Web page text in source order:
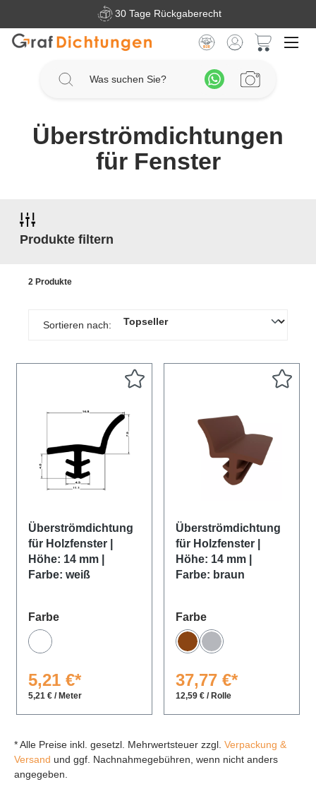
Zum Hauptinhalt springen30 Tage Rückgaberecht
Überströmdichtungen
für Fenster
Produkte filtern
2 Produkte
Sortieren nach:
Überströmdichtung
für Holzfenster |
Höhe: 14 mm |
Farbe: weiß
Farbeauswählen
Weiß
5,21 €*
5,21 € / Meter
Überströmdichtung
für Holzfenster |
Höhe: 14 mm |
Farbe: braun
Farbeauswählen
BraunGrau
37,77 €*
12,59 € / Rolle
* Alle Preise inkl. gesetzl. Mehrwertsteuer zzgl. Verpackung &
Versand und ggf. Nachnahmegebühren, wenn nicht anders
angegeben.